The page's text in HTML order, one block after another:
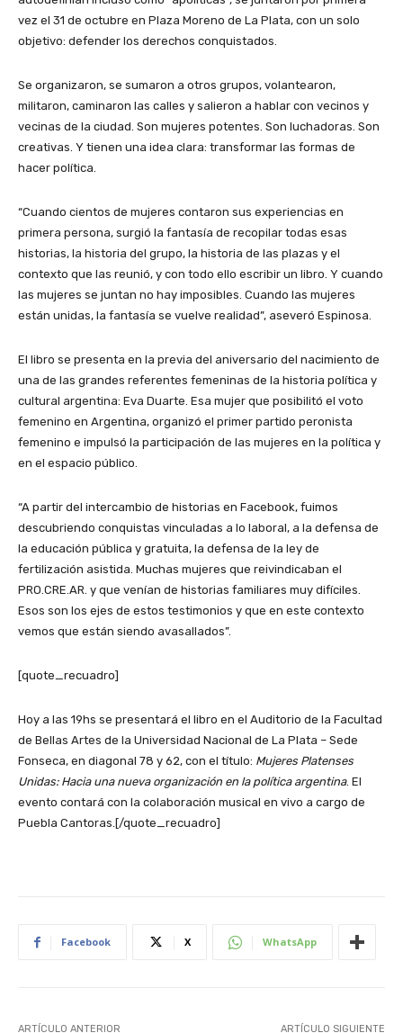
vez el 31 de octubre en Plaza Moreno de La Plata, con un solo
objetivo: defender los derechos conquistados.
Se organizaron, se sumaron a otros grupos, volantearon,
militaron, caminaron las calles y salieron a hablar con vecinos y
vecinas de la ciudad. Son mujeres potentes. Son luchadoras. Son
creativas. Y tienen una idea clara: transformar las formas de
hacer política.
“Cuando cientos de mujeres contaron sus experiencias en
primera persona, surgió la fantasía de recopilar todas esas
historias, la historia del grupo, la historia de las plazas y el
contexto que las reunió, y con todo ello escribir un libro. Y cuando
las mujeres se juntan no hay imposibles. Cuando las mujeres
están unidas, la fantasía se vuelve realidad”, aseveró Espinosa.
El libro se presenta en la previa del aniversario del nacimiento de
una de las grandes referentes femeninas de la historia política y
cultural argentina: Eva Duarte. Esa mujer que posibilitó el voto
femenino en Argentina, organizó el primer partido peronista
femenino e impulsó la participación de las mujeres en la política y
en el espacio público.
“A partir del intercambio de historias en Facebook, fuimos
descubriendo conquistas vinculadas a lo laboral, a la defensa de
la educación pública y gratuita, la defensa de la ley de
fertilización asistida. Muchas mujeres que reivindicaban el
PRO.CRE.AR. y que venían de historias familiares muy difíciles.
Esos son los ejes de estos testimonios y que en este contexto
vemos que están siendo avasallados”.
[quote_recuadro]
Hoy a las 19hs se presentará el libro en el Auditorio de la Facultad
de Bellas Artes de la Universidad Nacional de La Plata – Sede
Fonseca, en diagonal 78 y 62, con el título: Mujeres Platenses
Unidas: Hacia una nueva organización en la política argentina. El
evento contará con la colaboración musical en vivo a cargo de
Puebla Cantoras.[/quote_recuadro]
Facebook X WhatsApp
ARTÍCULO ANTERIOR ARTÍCULO SIGUIENTE